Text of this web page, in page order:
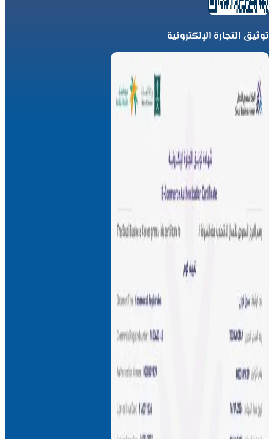
توثيق التجارة الإلكترونية